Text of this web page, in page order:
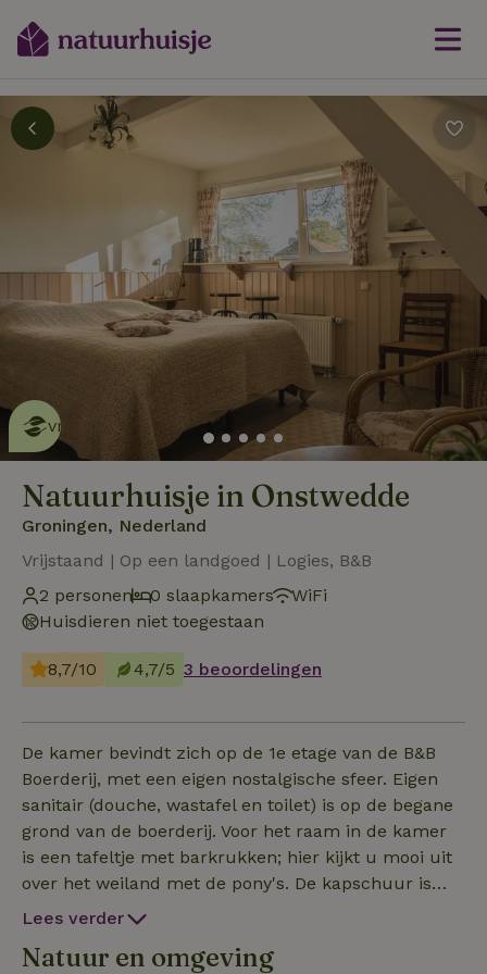
Dit natuurhuisje is eco-
vriendelijk
lees meer
Natuurhuisje in Onstwedde
Groningen, Nederland
Vrijstaand | Op een landgoed | Logies, B&B
2 personen
0 slaapkamers
WiFi
Huisdieren niet toegestaan
8,7/10 4,7/5 3 beoordelingen
De kamer bevindt zich op de 1e etage van de B&B
Boerderij, met een eigen nostalgische sfeer. Eigen
sanitair (douche, wastafel en toilet) is op de begane
grond van de boerderij. Voor het raam in de kamer
is een tafeltje met barkrukken; hier kijkt u mooi uit
over het weiland met de pony's. De kapschuur is
verbouwd tot oergezellige ontbijtruimte met
geboekt) wordt zoveel mogelijk gemaakt van eigen-
Lees verder
Natuur en omgeving